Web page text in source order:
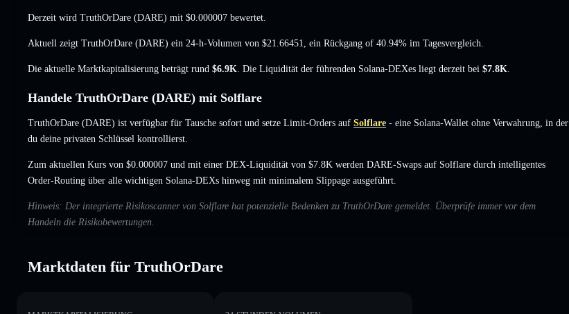
Derzeit wird TruthOrDare (DARE) mit $0.000007 bewertet.
Aktuell zeigt TruthOrDare (DARE) ein 24-h-Volumen von $21.66451 ein Rückgang of 40.94% im Tagesvergleich.
Die aktuelle Marktkapitalisierung beträgt rund $6.9K . Die Liquidität der führenden Solana-DEXes liegt derzeit bei $7.8K
Handele TruthOrDare (DARE) mit Solflare
TruthOrDare (DARE) ist verfügbar für Tausche sofort und setze Limit-Orders auf Solflare - eine Solana-Wallet ohne Verwahrung, in der
du deine privaten Schlüssel kontrollierst.
Zum aktuellen Kurs von $0.000007 und mit einer DEX-Liquidität von $7.8K werden DARE-Swaps auf Solflare durch intelligentes
Order-Routing über alle wichtigen Solana-DEXs hinweg mit minimalem Slippage ausgeführt.
Hinweis: Der integrierte Risikoscanner von Solflare hat potenzielle Bedenken zu TruthOrDare gemeldet. Überprüfe immer vor dem
Handeln die Risikobewertungen.
Marktdaten für TruthOrDare